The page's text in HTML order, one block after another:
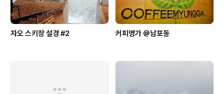
자오 스키장 설경 #2 커피명가 @남포동